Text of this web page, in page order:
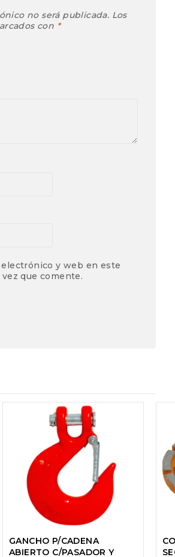
no será publicada. Los
con *
y web en este
que comente.
GANCHO P/CADENA
ABIERTO C/PASADOR Y